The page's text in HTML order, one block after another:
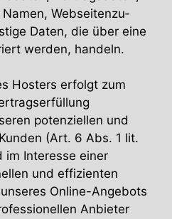
Websei­ten­zu­
Daten, die über eine
werden, handeln.
Hosters erfolgt zum
poten­zi­ellen und
(Art. 6 Abs. 1 lit.
im Interesse einer
und effizi­enten
Online-Angebots
Anbieter